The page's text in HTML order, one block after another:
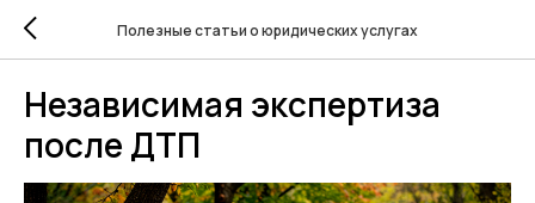
Полезные статьи о юридических услугах
Независимая экспертиза
после ДТП